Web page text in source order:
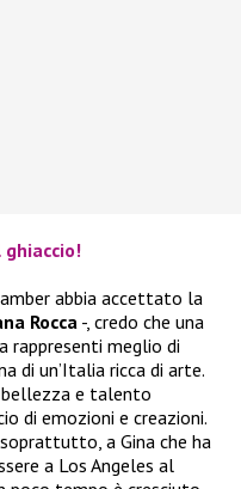
abbia accettato la
Rocca -, credo che una
rappresenti meglio di
di un’Italia ricca di arte.
bellezza e talento
di emozioni e creazioni.
a Gina che ha
a Los Angeles al